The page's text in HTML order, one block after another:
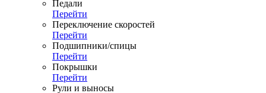
Педали
Перейти
Переключение скоростей
Перейти
Подшипники/спицы
Перейти
Покрышки
Перейти
Рули и выносы